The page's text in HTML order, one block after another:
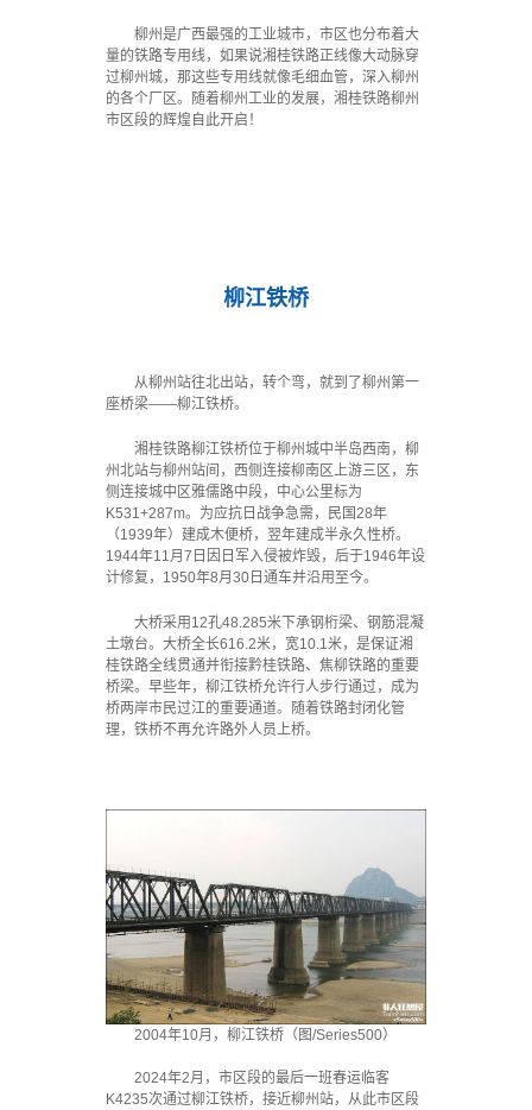
柳州是广西最强的工业城市，市区也分布着大
量的铁路专用线，如果说湘桂铁路正线像大动脉穿
过柳州城，那这些专用线就像毛细血管，深入柳州
的各个厂区。随着柳州工业的发展，湘桂铁路柳州
市区段的辉煌自此开启！
柳江铁桥
从柳州站往北出站，转个弯，就到了柳州第一
座桥梁——柳江铁桥。
湘桂铁路柳江铁桥位于柳州城中半岛西南，柳
州北站与柳州站间，西侧连接柳南区上游三区，东
侧连接城中区雅儒路中段，中心公里标为
K531+287m。为应抗日战争急需，民国28年
（1939年）建成木便桥，翌年建成半永久性桥。
1944年11月7日因日军入侵被炸毁，后于1946年设
计修复，1950年8月30日通车并沿用至今。
大桥采用12孔48.285米下承钢桁梁、钢筋混凝
土墩台。大桥全长616.2米，宽10.1米，是保证湘
桂铁路全线贯通并衔接黔桂铁路、焦柳铁路的重要
桥梁。早些年，柳江铁桥允许行人步行通过，成为
桥两岸市民过江的重要通道。随着铁路封闭化管
理，铁桥不再允许路外人员上桥。
2004年10月，柳江铁桥（图/Series500）
2024年2月，市区段的最后一班春运临客
K4235次通过柳江铁桥，接近柳州站，从此市区段